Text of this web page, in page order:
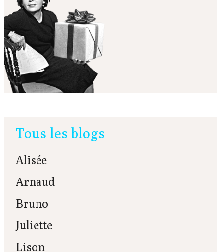
Tous les blogs
Alisée
Arnaud
Bruno
Juliette
Lison